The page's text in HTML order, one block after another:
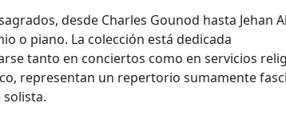
desde Charles Gounod hasta Jehan
o piano. La colección está dedicada
tanto en conciertos como en servicios
representan un repertorio sumamente